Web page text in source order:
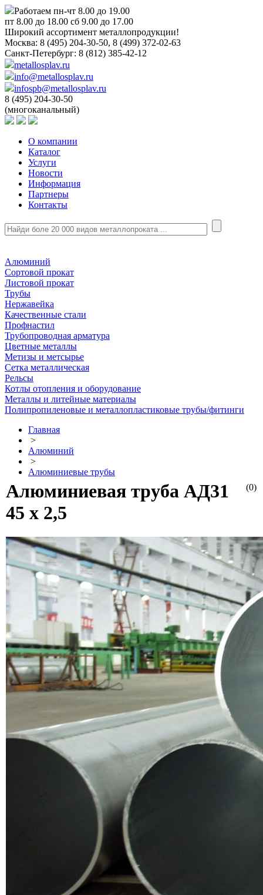
Работаем пн-чт 8.00 до 19.00
пт 8.00 до 18.00 сб 9.00 до 17.00
Широкий ассортимент металлопродукции!
Москва: 8 (495) 204-30-50, 8 (499) 372-02-63
Санкт-Петербург: 8 (812) 385-42-12
metallosplav.ru
info@metallosplav.ru
infospb@metallosplav.ru
8 (495) 204-30-50
(многоканальный)
О компании
Каталог
Услуги
Новости
Информация
Партнеры
Контакты
Алюминий
Сортовой прокат
Листовой прокат
Трубы
Нержавейка
Качественные стали
Профнастил
Трубопроводная арматура
Цветные металлы
Метизы и метсырье
Сетка металлическая
Рельсы
Котлы отопления и оборудование
Металлы и литейные материалы
Полипропиленовые и металлопластиковые трубы/фитинги
Главная
>
Алюминий
>
Алюминиевые трубы
(0)
Алюминиевая труба АД31
45 х 2,5